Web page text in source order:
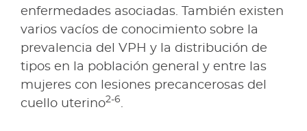
enfermedades asociadas. También existen
varios vacíos de conocimiento sobre la
prevalencia del VPH y la distribución de
tipos en la población general y entre las
mujeres con lesiones precancerosas del
cuello uterino2-6.